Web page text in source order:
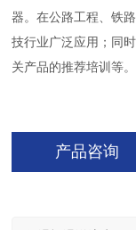
器。在公路工程、铁
技行业广泛应用；同
关产品的推荐培训等。
产品咨询